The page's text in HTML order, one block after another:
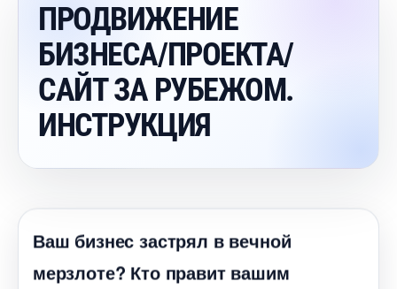
ПРОДВИЖЕНИЕ
БИЗНЕСА/ПРОЕКТА/
САЙТ ЗА РУБЕЖОМ.
ИНСТРУКЦИЯ
аш бизнес застрял в вечной
мерзлоте? Кто правит вашим